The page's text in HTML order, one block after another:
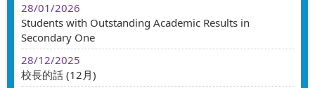
28/01/2026
Students with Outstanding Academic Results in
Secondary One
28/12/2025
校長的話 (12月)